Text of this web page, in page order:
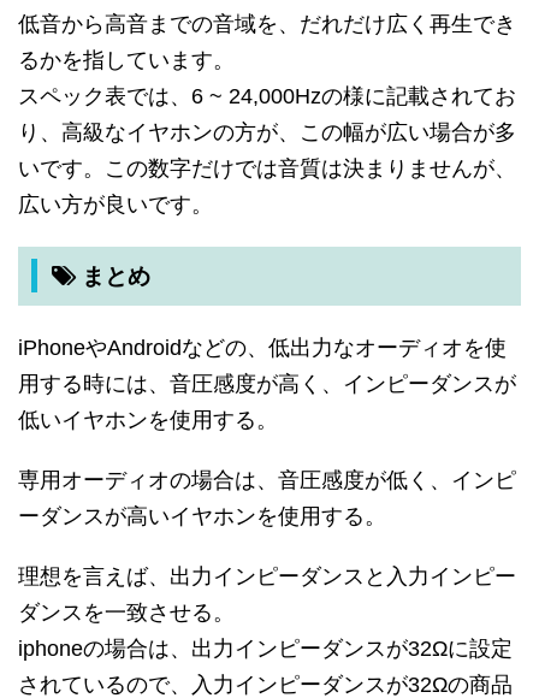
低音から高音までの音域を、だれだけ広く再生でき
るかを指しています。
スペック表では、6 ~ 24,000Hzの様に記載されてお
り、高級なイヤホンの方が、この幅が広い場合が多
いです。この数字だけでは音質は決まりませんが、
広い方が良いです。
まとめ
iPhoneやAndroidなどの、低出力なオーディオを使
用する時には、音圧感度が高く、インピーダンスが
低いイヤホンを使用する。
専用オーディオの場合は、音圧感度が低く、インピ
ーダンスが高いイヤホンを使用する。
理想を言えば、出力インピーダンスと入力インピー
ダンスを一致させる。
iphoneの場合は、出力インピーダンスが32Ωに設定
されているので、入力インピーダンスが32Ωの商品